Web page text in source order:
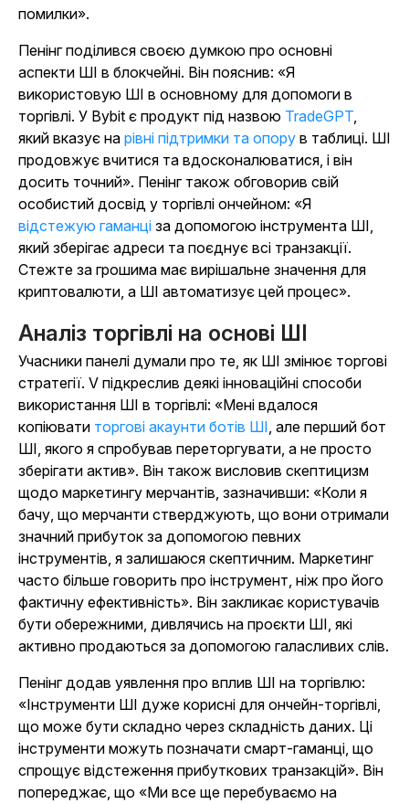
помилки».
Пенінг поділився своєю думкою про основні
аспекти ШІ в блокчейні. Він пояснив: «Я
використовую ШІ в основному для допомоги в
торгівлі. У Bybit є продукт під назвою TradeGPT,
який вказує на рівні підтримки та опору в таблиці. ШІ
продовжує вчитися та вдосконалюватися, і він
досить точний». Пенінг також обговорив свій
особистий досвід у торгівлі ончейном: «Я
відстежую гаманці за допомогою інструмента ШІ,
який зберігає адреси та поєднує всі транзакції.
Стежте за грошима має вирішальне значення для
криптовалюти, а ШІ автоматизує цей процес».
Аналіз торгівлі на основі ШІ
Учасники панелі думали про те, як ШІ змінює торгові
стратегії. V підкреслив деякі інноваційні способи
використання ШІ в торгівлі: «Мені вдалося
копіювати торгові акаунти ботів ШІ, але перший бот
ШІ, якого я спробував переторгувати, а не просто
зберігати актив». Він також висловив скептицизм
щодо маркетингу мерчантів, зазначивши: «Коли я
бачу, що мерчанти стверджують, що вони отримали
значний прибуток за допомогою певних
інструментів, я залишаюся скептичним. Маркетинг
часто більше говорить про інструмент, ніж про його
фактичну ефективність». Він закликає користувачів
бути обережними, дивлячись на проєкти ШІ, які
активно продаються за допомогою галасливих слів.
Пенінг додав уявлення про вплив ШІ на торгівлю:
«Інструменти ШІ дуже корисні для ончейн-торгівлі,
що може бути складно через складність даних. Ці
інструменти можуть позначати смарт-гаманці, що
спрощує відстеження прибуткових транзакцій». Він
попереджає, що «Ми все ще перебуваємо на